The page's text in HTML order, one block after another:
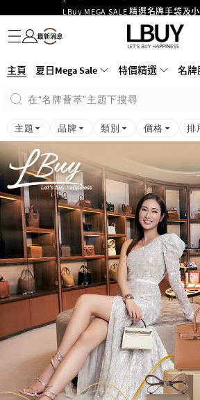
LBuy MEGA SALE 精選名牌手袋及
Goyard Hobo / Hobo Mini人氣限量特別
LBuy呈獻 - Hermès 及 Chanel 手袋及首飾原
426號舖！
MOKO 1樓175號鋪旗艦店特設名牌Hermès
購物滿HKD500即享免運費
名牌服飾
潮流服飾
童裝
護膚美妝
香水香薰
個人護理
母嬰護理
遊戲及精品玩具
文儀用品
家居生活
電子產品
美食
醫藥保健
運動與戶外用品
主頁 夏日Mega Sale 特價精選 名牌
在“名牌薈萃”主題下搜尋
主題 品牌 類別 價格 排